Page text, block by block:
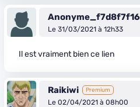
Le 31/03/2021 à 12h33
Il est vraiment bien ce lien
Raikiwi Premium
Le 02/04/2021 à 08h00